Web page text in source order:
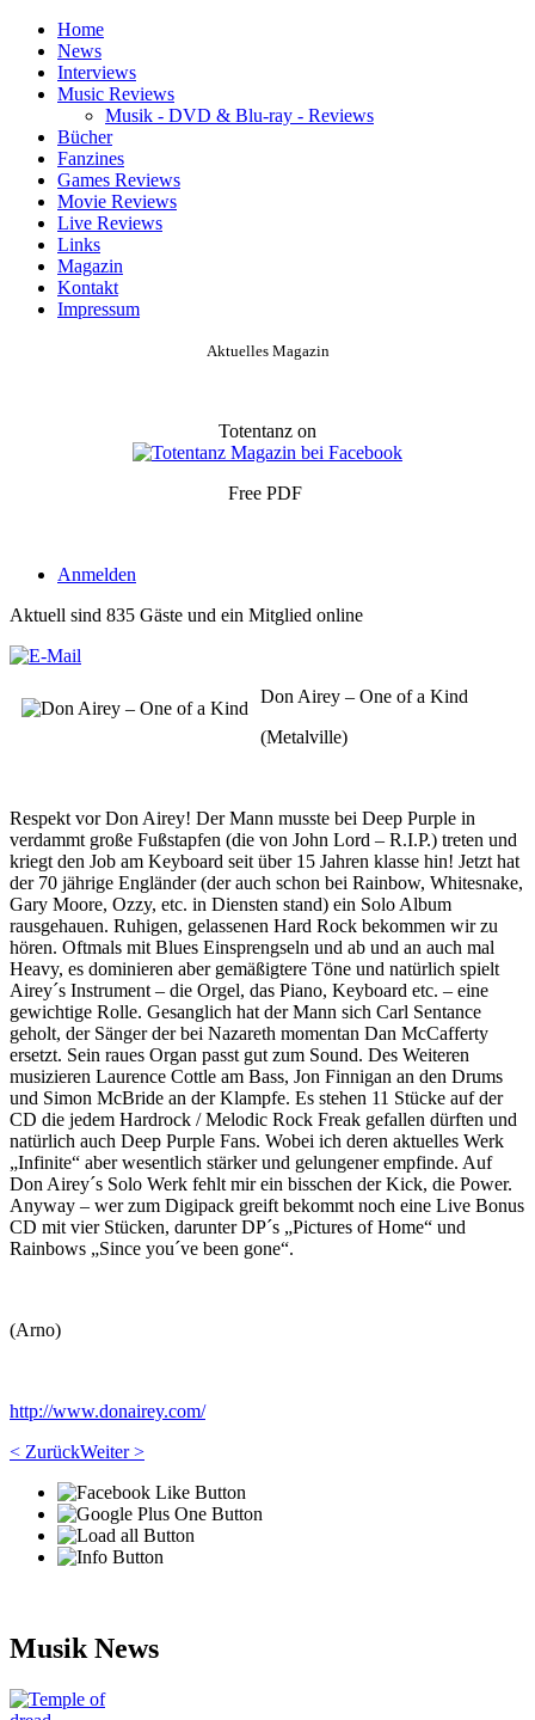
Home
News
Interviews
Music Reviews
Musik - DVD & Blu-ray - Reviews
Bücher
Fanzines
Games Reviews
Movie Reviews
Live Reviews
Links
Magazin
Kontakt
Impressum
Aktuelles Magazin
Totentanz on
Free PDF
Anmelden
Aktuell sind 835 Gäste und ein Mitglied online
Don Airey – One of a Kind
(Metalville)
Respekt vor Don Airey! Der Mann musste bei Deep Purple in
verdammt große Fußstapfen (die von John Lord – R.I.P.) treten und
kriegt den Job am Keyboard seit über 15 Jahren klasse hin! Jetzt hat
der 70 jährige Engländer (der auch schon bei Rainbow, Whitesnake,
Gary Moore, Ozzy, etc. in Diensten stand) ein Solo Album
rausgehauen. Ruhigen, gelassenen Hard Rock bekommen wir zu
hören. Oftmals mit Blues Einsprengseln und ab und an auch mal
Heavy, es dominieren aber gemäßigtere Töne und natürlich spielt
Airey´s Instrument – die Orgel, das Piano, Keyboard etc. – eine
gewichtige Rolle. Gesanglich hat der Mann sich Carl Sentance
geholt, der Sänger der bei Nazareth momentan Dan McCafferty
ersetzt. Sein raues Organ passt gut zum Sound. Des Weiteren
musizieren Laurence Cottle am Bass, Jon Finnigan an den Drums
und Simon McBride an der Klampfe. Es stehen 11 Stücke auf der
CD die jedem Hardrock / Melodic Rock Freak gefallen dürften und
natürlich auch Deep Purple Fans. Wobei ich deren aktuelles Werk
„Infinite“ aber wesentlich stärker und gelungener empfinde. Auf
Don Airey´s Solo Werk fehlt mir ein bisschen der Kick, die Power.
Anyway – wer zum Digipack greift bekommt noch eine Live Bonus
CD mit vier Stücken, darunter DP´s „Pictures of Home“ und
Rainbows „Since you´ve been gone“.
(Arno)
http://www.donairey.com/
< ZurückWeiter >
Musik News